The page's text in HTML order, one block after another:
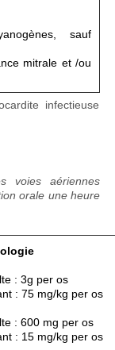
sauf
mitrale et /ou
infectieuse
voies aériennes
orale une heure
: 3g per os
: 75 mg/kg per os
: 600 mg per os
: 15 mg/kg per os